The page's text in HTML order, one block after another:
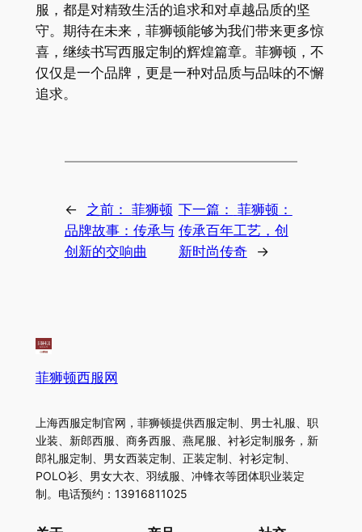
服，都是对精致生活的追求和对卓越品质的坚
守。期待在未来，菲狮顿能够为我们带来更多惊
喜，继续书写西服定制的辉煌篇章。菲狮顿，不
仅仅是一个品牌，更是一种对品质与品味的不懈
追求。
← 之前： 菲狮顿
品牌故事：传承与
创新的交响曲
下一篇： 菲狮顿：
传承百年工艺，创
新时尚传奇
→
菲狮顿西服网
上海西服定制官网，菲狮顿提供西服定制、男士礼服、职
业装、新郎西服、商务西服、燕尾服、衬衫定制服务，新
郎礼服定制、男女西装定制、正装定制、衬衫定制、
POLO衫、男女大衣、羽绒服、冲锋衣等团体职业装定
制。电话预约：13916811025